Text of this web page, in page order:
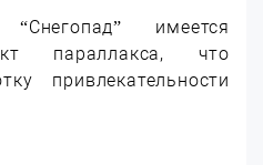
имеется
параллакса, что
привлекательности